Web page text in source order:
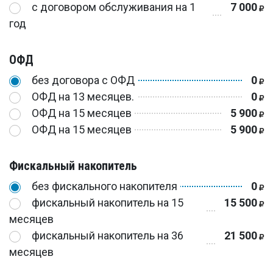
с договором обслуживания на 1
год
7 000
ОФД
без договора с ОФД
0
ОФД на 13 месяцев.
0
ОФД на 15 месяцев
5 900
ОФД на 15 месяцев
5 900
Фискальный накопитель
без фискального накопителя
0
фискальный накопитель на 15
месяцев
15 500
фискальный накопитель на 36
месяцев
21 500